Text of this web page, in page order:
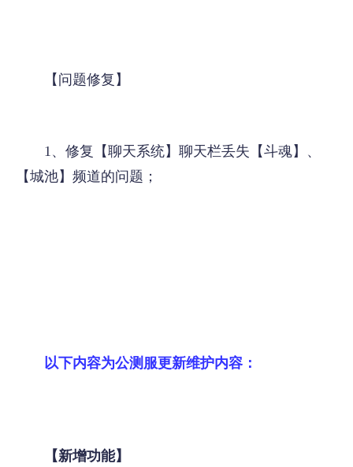
【问题修复】
1、修复【聊天系统】聊天栏丢失【斗魂】、
【城池】频道的问题；
以下内容为公测服更新维护内容：
【新增功能】